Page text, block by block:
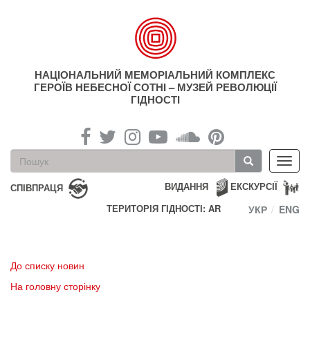
НАЦІОНАЛЬНИЙ МЕМОРІАЛЬНИЙ КОМПЛЕКС
ГЕРОЇВ НЕБЕСНОЇ СОТНІ – МУЗЕЙ РЕВОЛЮЦІЇ
ГІДНОСТІ
Пошукова
форма
Пошук
СПІВПРАЦЯ ЕКСКУРСІЇ
ВИДАННЯ
ТЕРИТОРІЯ ГІДНОСТІ: AR
УКР ENG
До списку новин
На головну сторінку